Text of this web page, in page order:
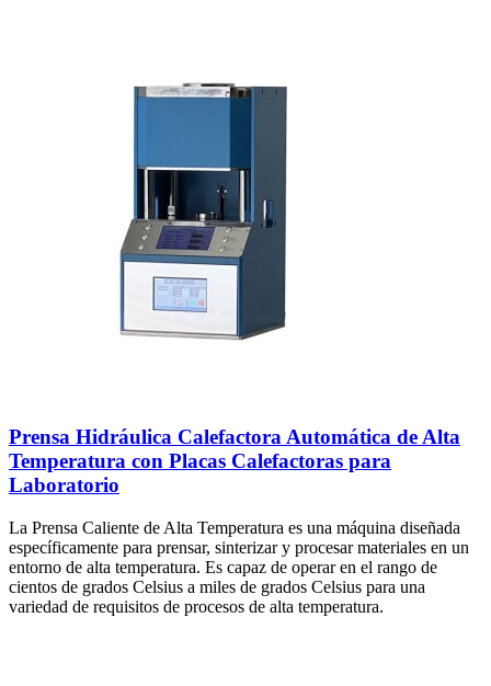
Prensa Hidráulica Calefactora Automática de Alta
Temperatura con Placas Calefactoras para
Laboratorio
La Prensa Caliente de Alta Temperatura es una máquina diseñada
específicamente para prensar, sinterizar y procesar materiales en un
entorno de alta temperatura. Es capaz de operar en el rango de
cientos de grados Celsius a miles de grados Celsius para una
variedad de requisitos de procesos de alta temperatura.